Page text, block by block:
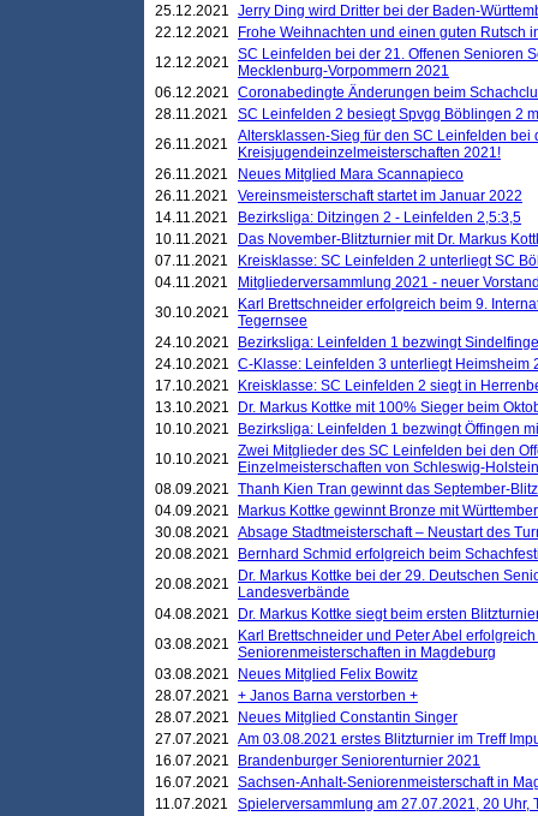
25.12.2021 Jerry Ding wird Dritter bei der Baden-
22.12.2021
Frohe Weihnachten und einen guten Rutsch
12.12.2021 SC Leinfelden bei der 21. Offenen Senioren
Mecklenburg-Vorpommern 2021
06.12.2021 Coronabedingte Änderungen beim
28.11.2021
SC Leinfelden 2 besiegt Spvgg Böblingen 2
26.11.2021
Altersklassen-Sieg für den SC Leinfelden bei
Kreisjugendeinzelmeisterschaften 2021!
26.11.2021
Neues Mitglied Mara Scannapieco
26.11.2021
Vereinsmeisterschaft startet im Januar 2022
14.11.2021
Bezirksliga: Ditzingen 2 - Leinfelden 2,5:3,5
10.11.2021
Das November-Blitzturnier mit Dr. Markus
07.11.2021
Kreisklasse: SC Leinfelden 2 unterliegt SC
04.11.2021
Mitgliederversammlung 2021 - neuer
30.10.2021
Karl Brettschneider erfolgreich beim 9.
Tegernsee
24.10.2021
Bezirksliga: Leinfelden 1 bezwingt
24.10.2021 C-Klasse: Leinfelden 3 unterliegt Heimsheim
17.10.2021
Kreisklasse: SC Leinfelden 2 siegt in
13.10.2021
Dr. Markus Kottke mit 100% Sieger beim
10.10.2021
Bezirksliga: Leinfelden 1 bezwingt Öffingen
10.10.2021 Zwei Mitglieder des SC Leinfelden bei den
Einzelmeisterschaften von Schleswig-
08.09.2021 Thanh Kien Tran gewinnt das September-
04.09.2021
Markus Kottke gewinnt Bronze mit
30.08.2021 Absage Stadtmeisterschaft – Neustart des
20.08.2021
Bernhard Schmid erfolgreich beim
20.08.2021
Dr. Markus Kottke bei der 29. Deutschen
Landesverbände
04.08.2021
Dr. Markus Kottke siegt beim ersten
03.08.2021
Karl Brettschneider und Peter Abel
Seniorenmeisterschaften in Magdeburg
03.08.2021
Neues Mitglied Felix Bowitz
28.07.2021 + Janos Barna verstorben +
28.07.2021
Neues Mitglied Constantin Singer
27.07.2021 Am 03.08.2021 erstes Blitzturnier im Treff
16.07.2021
Brandenburger Seniorenturnier 2021
16.07.2021 Sachsen-Anhalt-Seniorenmeisterschaft in
11.07.2021
Spielerversammlung am 27.07.2021, 20 Uhr,